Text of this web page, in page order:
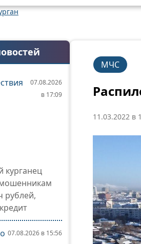
07.08.2026
в 17:09
курганец
рублей,
07.08.2026 в 15:56
МЧС
11.03.2022 в